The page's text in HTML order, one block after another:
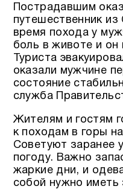
Пострадавшим
путешественник
время похода у
боль в животе и он
Туриста
оказали мужчине
состояние
служба
Жителям и гостям
к походам в горы
Советуют заранее
погоду. Важно
жаркие дни, и
собой нужно